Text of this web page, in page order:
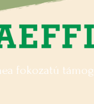
fokozatú